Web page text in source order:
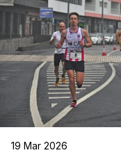
19 Mar 2026